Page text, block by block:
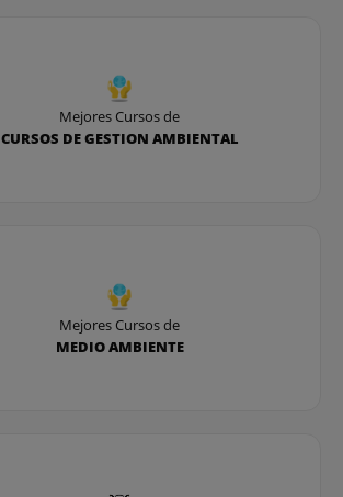
Mejores Cursos de
CURSOS DE GESTION AMBIENTAL
Mejores Cursos de
MEDIO AMBIENTE